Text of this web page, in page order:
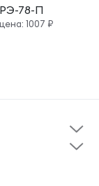
78-П
1007 ₽